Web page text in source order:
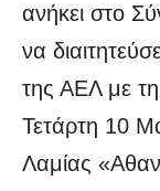
ανήκει στο
να
της ΑΕΛ με
Τετάρτη 10
Λαμίας